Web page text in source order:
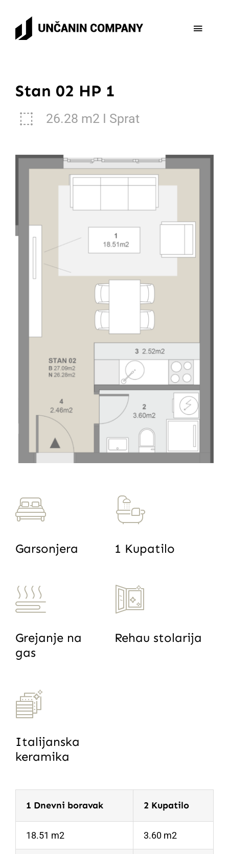
content
Toggle
Kontakt
Stan 02 HP 1
26.28 m2 I Sprat
Garsonjera 1 Kupatilo
Grejanje na
gas
Rehau stolarija
Italijanska
keramika
1 Dnevni boravak 2 Kupatilo
18.51 m2 3.60 m2